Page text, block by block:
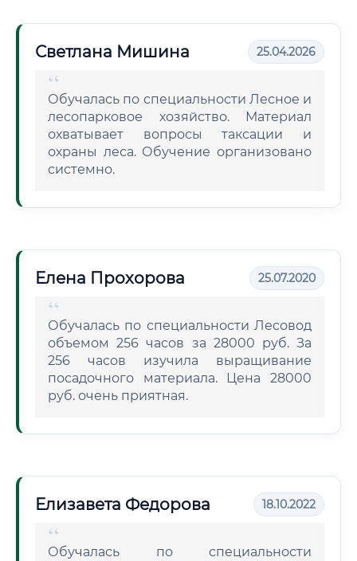
Светлана Мишина 25.04.2026
Обучалась по специальности Лесное и
лесопарковое хозяйство. Материал
охватывает вопросы таксации и
охраны леса. Обучение организовано
системно.
Елена Прохорова 25.07.2020
Обучалась по специальности Лесовод
объемом 256 часов за 28000 руб. За
256 часов изучила выращивание
посадочного материала. Цена 28000
руб. очень приятная.
Елизавета Федорова 18.10.2022
Обучалась по специальности